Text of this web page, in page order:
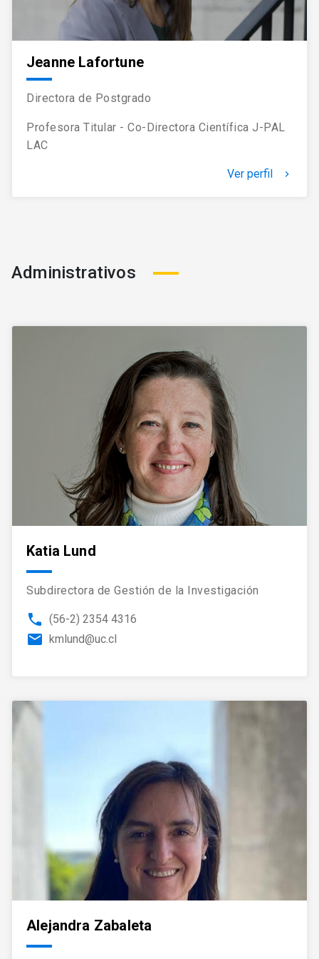
Jeanne Lafortune
Directora de Postgrado
Profesora Titular - Co-Directora Científica J-PAL
LAC
Ver perfil keyboard_arrow_right
Administrativos
Katia Lund
Subdirectora de Gestión de la Investigación
phone (56-2) 2354 4316
email kmlund@uc.cl
Alejandra Zabaleta